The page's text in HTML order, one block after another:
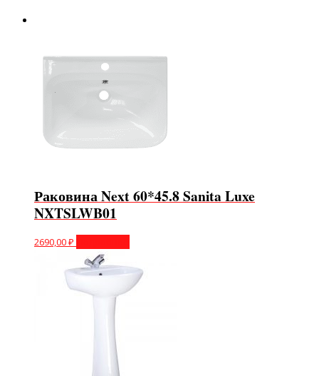
Раковина Next 60*45.8 Sanita Luxe
NXTSLWB01
2690,00₽